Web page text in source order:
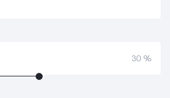
30 %